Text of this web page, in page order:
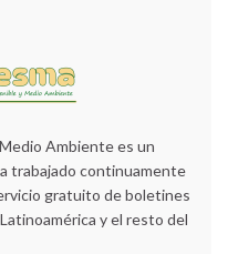
Ambiente es un
trabajado continuamente
gratuito de boletines
y el resto del